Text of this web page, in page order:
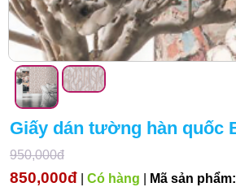
Giấy dán tường hàn quốc
950,000đ
850,000đ Có hàng Mã sản phẩm: